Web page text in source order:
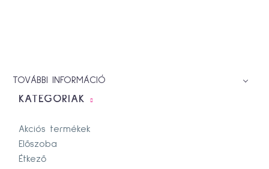
TOVÁBBI INFORMÁCIÓ
KATEGÓRIÁK
Akciós termékek
Előszoba
Étkező